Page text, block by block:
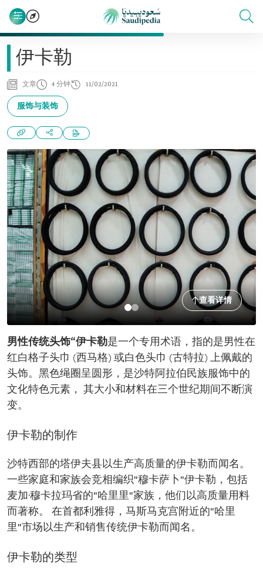
伊卡勒
文章 4 分钟 11/02/2021
服饰与装饰
查看详情
男性传统头饰“伊卡勒是一个专用术语，指的是男性在
红白格子头巾 (西马格) 或白色头巾 (古特拉) 上佩戴的
头饰。黑色绳圈呈圆形，是沙特阿拉伯民族服饰中的
文化特色元素， 其大小和材料在三个世纪期间不断演
变。
伊卡勒的制作
沙特西部的塔伊夫县以生产高质量的伊卡勒而闻名。
一些家庭和家族会竞相编织"穆卡萨卜"伊卡勒，包括
麦加·穆卡拉玛省的"哈里里"家族，他们以高质量用料
而著称。 在首都利雅得，马斯马克宫附近的"哈里
里"市场以生产和销售传统伊卡勒而闻名。
伊卡勒的类型